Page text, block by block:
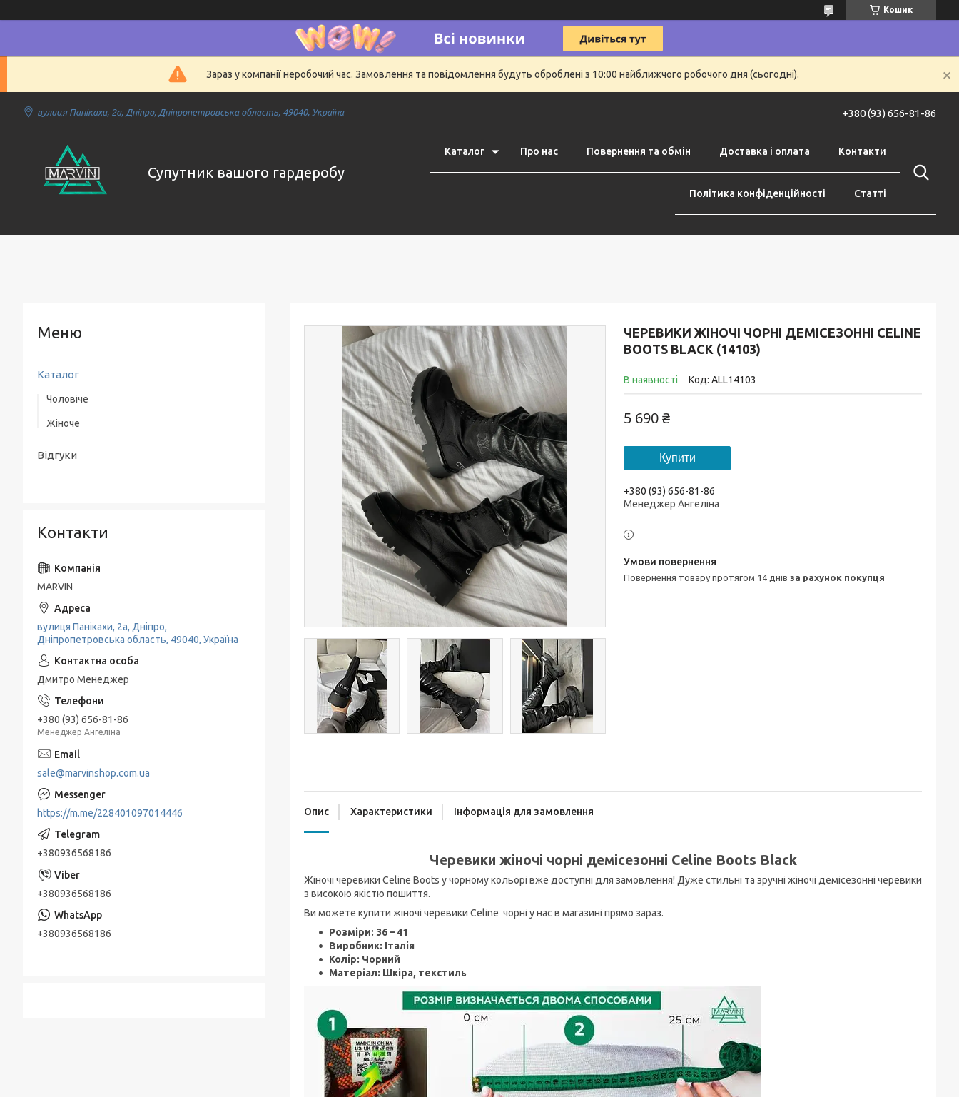
Кошик
Зараз у компанії неробочий час. Замовлення та повідомлення будуть оброблені з 10:00 найближчого робочого дня (сьогодні).
вулиця Панікахи, 2а, Дніпро, Дніпропетровська область, 49040, Україна +380 (93) 656-81-86
Супутник вашого гардеробу
Каталог Про нас Повернення та обмін Доставка і оплата Контакти
Політика конфіденційності Статті
ЧЕРЕВИКИ ЖІНОЧІ ЧОРНІ ДЕМІСЕЗОННІ CELINE
BOOTS BLACK (14103)
В наявності Код: ALL14103
5 690 ₴
Купити
+380 (93) 656-81-86
Менеджер Ангеліна
повернення товару протягом 14 днів за рахунок покупця
Опис Характеристики Інформація для замовлення
Черевики жіночі чорні демісезонні Celine Boots Black
Жіночі черевики Celine Boots у чорному кольорі вже доступні для замовлення! Дуже стильні та зручні жіночі демісезонні черевики
з високою якістю пошиття.
Ви можете купити жіночі черевики Celine чорні у нас в магазині прямо зараз.
Розміри: 36 – 41
Виробник: Італія
Колір: Чорний
Матеріал: Шкіра, текстиль
Каталог
Чоловіче
Верхній одяг
Жіноче
Відгуки
Контакти
MARVIN
вулиця Панікахи, 2а, Дніпро,
Дніпропетровська область, 49040, Україна
Дмитро Менеджер
+380 (93) 656-81-86
Менеджер Ангеліна
sale@marvinshop.com.ua
https://m.me/228401097014446
+380936568186
+380936568186
+380936568186